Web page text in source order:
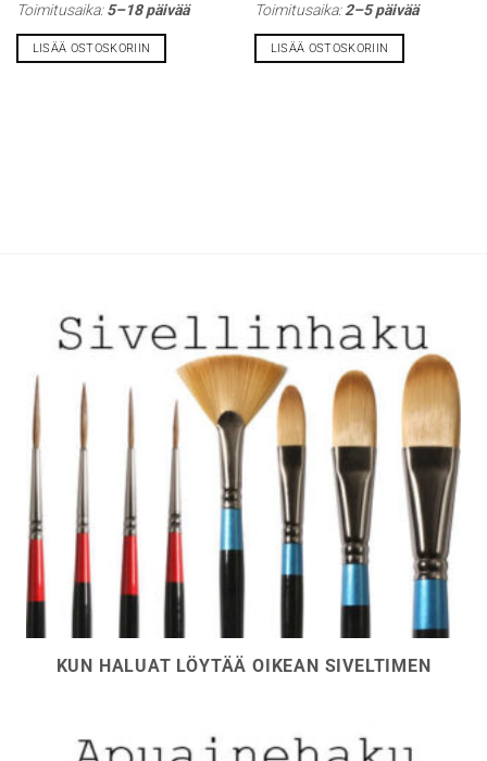
Toimitusaika:5–18 päivää
LISÄÄ OSTOSKORIIN
Toimitusaika:2–5 päivää
LISÄÄ OSTOSKORIIN
KUN HALUAT LÖYTÄÄ OIKEAN SIVELTIMEN